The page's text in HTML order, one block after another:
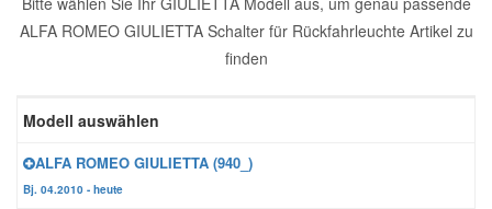
ALFA ROMEO GIULIETTA Schalter für Rückfahrleuchte Artikel zu
finden
Modell auswählen
ALFA ROMEO GIULIETTA (940_)
Bj. 04.2010 - heute
Reparatur-Zubehör
Schlüsselgehäuse
Winter-Autozubehör
Daewoo Ersatzteile
Dodge Ersatzteile